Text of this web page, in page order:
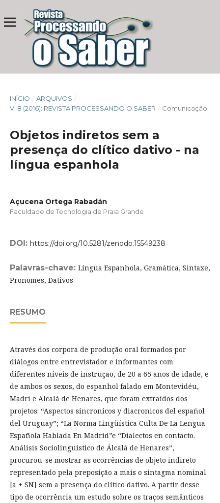
INÍCIO / ARQUIVOS /
V. 8 (2016): REVISTA PROCESSANDO O SABER / Comunicação
Objetos indiretos sem a
presença do clítico dativo - na
língua espanhola
Açucena Ortega Rabadán
Faculdade de Tecnologia de Praia Grande
DOI: https://doi.org/10.5281/zenodo.15549238
Palavras-chave: Língua Espanhola, Gramática, Sintaxe,
Pronomes, Dativos
RESUMO
Através dos corpora de produção oral formados por
diálogos entre entrevistador e informantes com
diferentes níveis de instrução, de 20 a 65 anos de idade, e
de ambos os sexos, do espanhol falado em Montevidéu,
Madri e Alcalá de Henares, que foram extraídos dos
projetos: “Aspectos sincronicos y diacronicos del español
del Uruguay”; “La Norma Lingüística Culta De La Lengua
Española Hablada En Madrid”e “Dialectos en contacto.
Análisis Sociolinguístico de Álcalá de Henares”,
procurou-se mostrar as ocorrências de objeto indireto
representado pela preposição a mais o sintagma nominal
[a + SN] sem a presença do clítico dativo. A partir desse
tipo de ocorrência um estudo sobre os traços semânticos